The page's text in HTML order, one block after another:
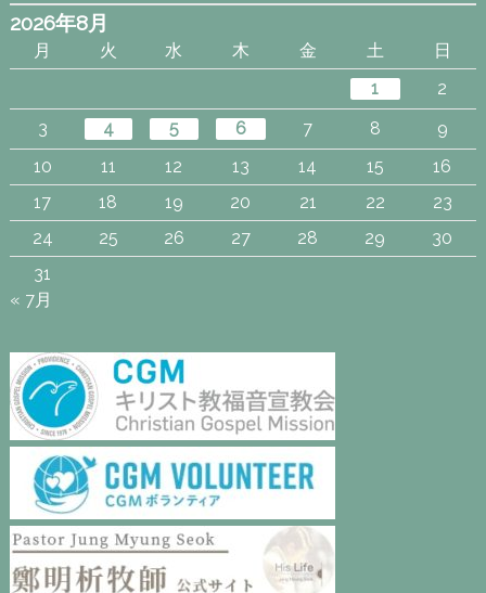
2026年8月
月 火 水 木 金 土
日
1
2
3
4 5 6 7 8
9
10
11 12 13 14 15
16
17
18 19 20 21 22
23
24
25 26 27 28 29
30
31
« 7月